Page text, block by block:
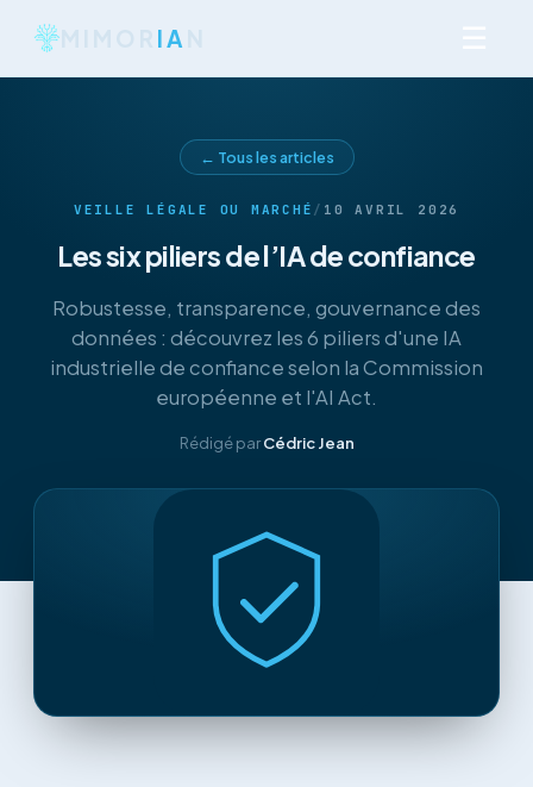
IA
← Tous les articles
VEILLE LÉGALE OU MARCHÉ / 10 AVRIL 2026
Les six piliers de l’IA de confiance
Robustesse, transparence, gouvernance des
données : découvrez les 6 piliers d'une IA
industrielle de confiance selon la Commission
européenne et l'AI Act.
Rédigé parCédric Jean